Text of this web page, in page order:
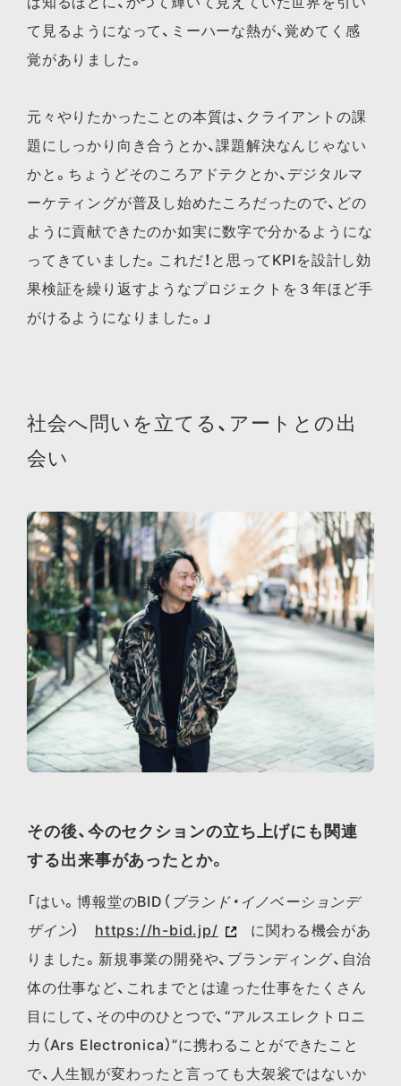
て見るようになって、ミーハーな熱が、覚めてく感
覚がありました。
元々やりたかったことの本質は、クライアントの課
題にしっかり向き合うとか、課題解決なんじゃない
かと。ちょうどそのころアドテクとか、デジタルマ
ーケティングが普及し始めたころだったので、どの
ように貢献できたのか如実に数字で分かるようにな
ってきていました。これだ！と思ってKPIを設計し効
果検証を繰り返すようなプロジェクトを３年ほど手
がけるようになりました。」
社会へ問いを立てる、アートとの出
会い
その後、今のセクションの立ち上げにも関連
する出来事があったとか。
「はい。博報堂のBID（ ブランド・イノベーションデ
ザイン） https://h-bid.jp/
に関わる機会があ
りました。新規事業の開発や、ブランディング、自治
体の仕事など、これまでとは違った仕事をたくさん
目にして、その中のひとつで、“アルスエレクトロニ
カ（Ars Electronica）”に携わることができたこと
で、人生観が変わったと言っても大袈裟ではないか